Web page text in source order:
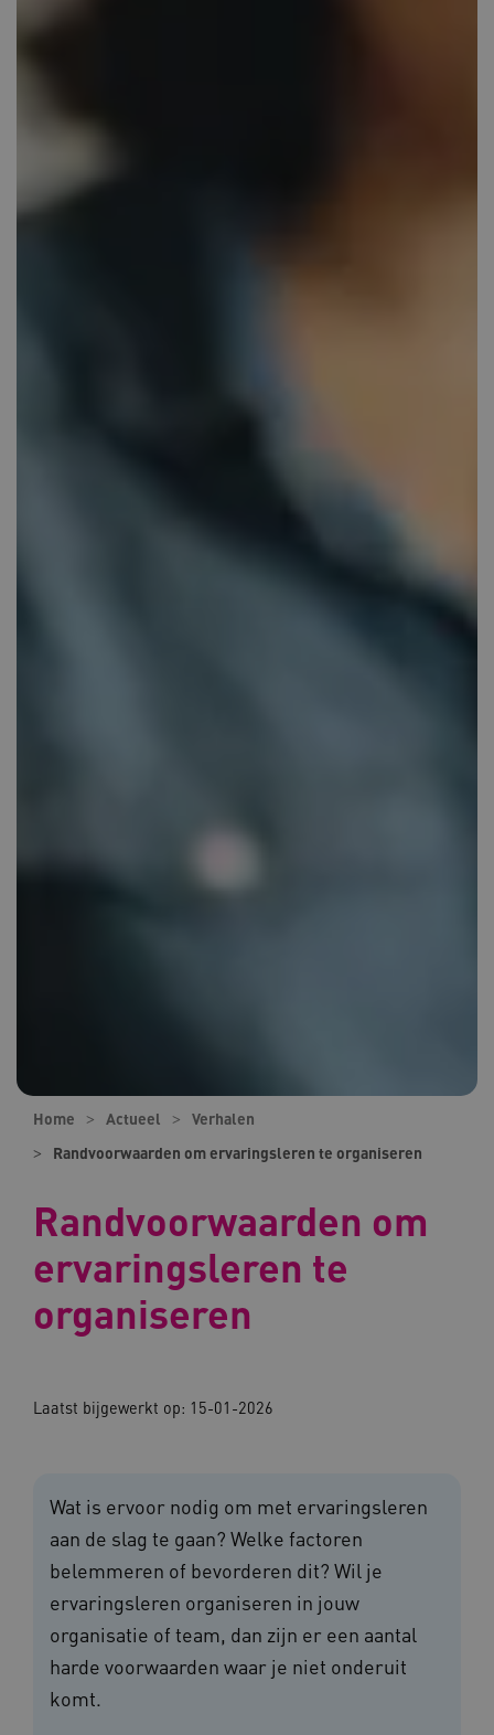
Home Actueel
Verhalen
Randvoorwaarden om ervaringsleren te organiseren
Randvoorwaarden om
ervaringsleren te
organiseren
Laatst bijgewerkt op: 15-01-2026
Wat is ervoor nodig om met ervaringsleren
aan de slag te gaan? Welke factoren
belemmeren of bevorderen dit? Wil je
ervaringsleren organiseren in jouw
organisatie of team, dan zijn er een aantal
harde voorwaarden waar je niet onderuit
komt.